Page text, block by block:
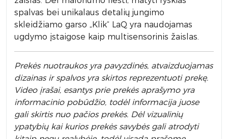
spalvas bei unikalaus detalių jungimo
skleidžiamo garso „Klik“ LaQ yra naudojamas
ugdymo įstaigose kaip multisensorinis žaislas.
Prekės nuotraukos yra pavyzdinės, atvaizduojamas
dizainas ir spalvos yra skirtos reprezentuoti prekę.
Video įrašai, esantys prie prekės aprašymo yra
informacinio pobūdžio, todėl informacija juose
gali skirtis nuo pačios prekės. Dėl vizualinių
ypatybių kai kurios prekės savybės gali atrodyti